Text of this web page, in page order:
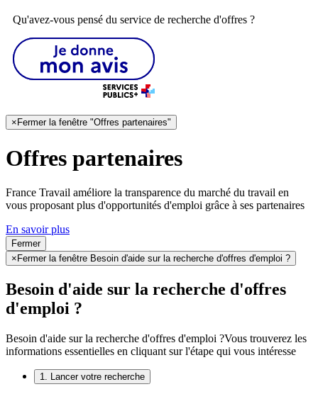
Qu'avez-vous pensé du service de recherche d'offres ?
× Fermer la fenêtre "Offres partenaires"
Offres partenaires
France Travail améliore la transparence du marché du travail en
vous proposant plus d'opportunités d'emploi grâce à ses partenaires
En savoir plus
Fermer
× Fermer la fenêtre Besoin d'aide sur la recherche d'offres d'emploi ?
Besoin d'aide sur la recherche d'offres
d'emploi ?
Besoin d'aide sur la recherche d'offres d'emploi ?Vous trouverez les
informations essentielles en cliquant sur l'étape qui vous intéresse
1. Lancer votre recherche